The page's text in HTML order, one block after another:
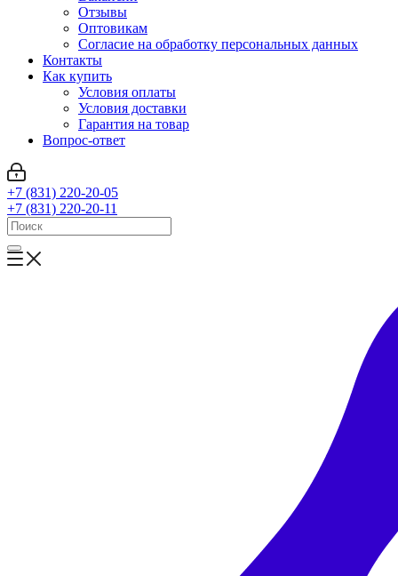
Отзывы
Оптовикам
Cогласие на обработку персональных данных
Контакты
Как купить
Условия оплаты
Условия доставки
Гарантия на товар
Вопрос-ответ
+7 (831) 220-20-05
+7 (831) 220-20-11